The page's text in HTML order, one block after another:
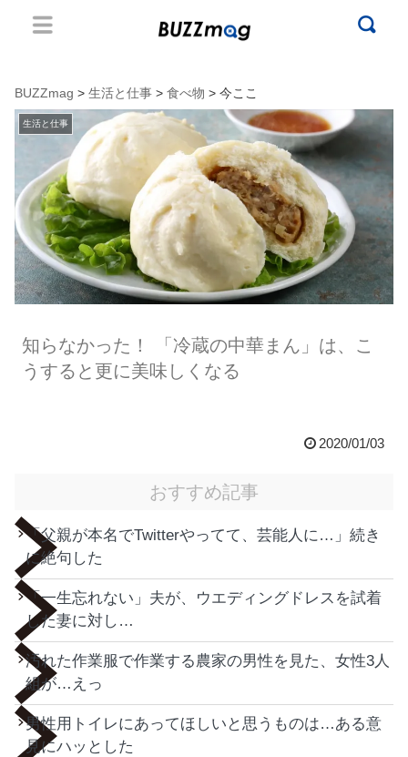
BUZZmag > 生活と仕事 > 食べ物 > 今ここ
生活と仕事
知らなかった！ 「冷蔵の中華まん」は、こ
うすると更に美味しくなる
2020/01/03
おすすめ記事
「父親が本名でTwitterやってて、芸能人に…」続き
に絶句した
「一生忘れない」夫が、ウエディングドレスを試着
した妻に対し…
汚れた作業服で作業する農家の男性を見た、女性3人
組が…えっ
男性用トイレにあってほしいと思うものは…ある意
見にハッとした